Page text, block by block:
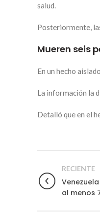
salud.
Posteriormente,
Mueren seis
En un hecho
La información la
Detalló que en el
RECIENTE
al menos